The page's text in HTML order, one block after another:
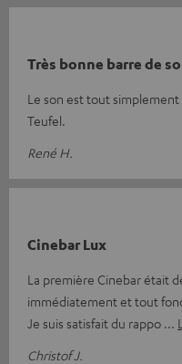
Très bonne barre de
Le son est tout
Teufel.
René H.
Cinebar Lux
La première Cinebar était
immédiatement et tout
Je suis satisfait du rappo
Christof J.